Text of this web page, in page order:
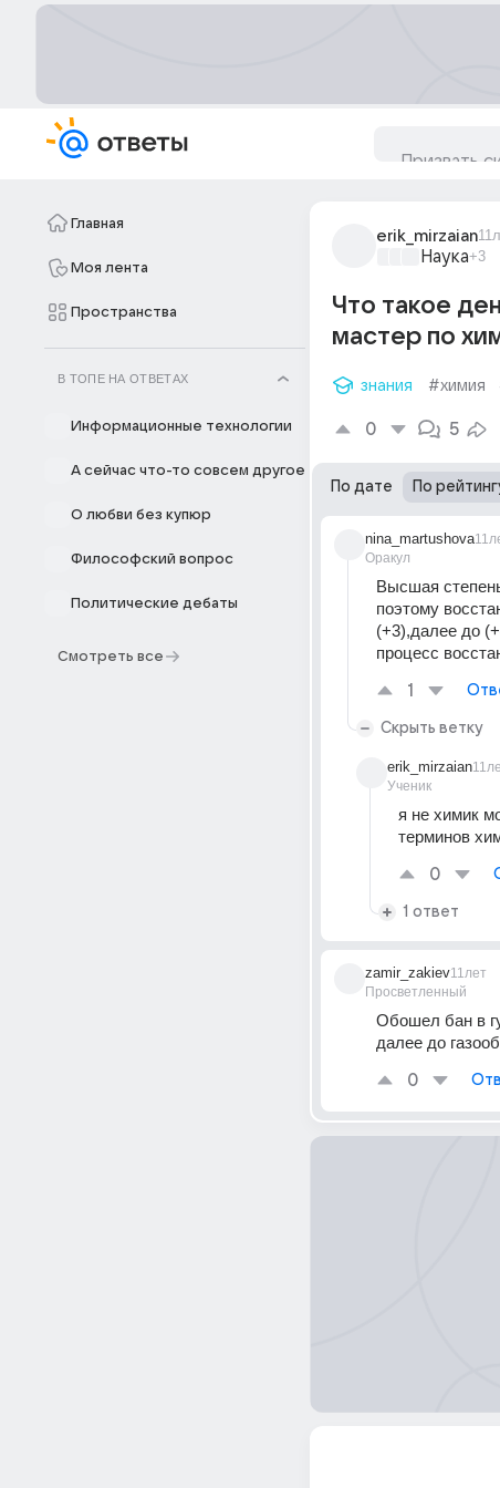
Главная
Моя лента
Пространства
В ТОПЕ НА ОТВЕТАХ
Информационные технологии
А сейчас что-то совсем другое
О любви без купюр
Философский вопрос
Политические дебаты
Смотреть все
erik_mirzaian
Наука+3
Что такое
мастер по
знания #химия
0 5
По дате По
nina_martushova
Оракул
Высшая
поэтому
(+3),далее до
процесс
1
Скрыть ветку
erik_mirzaian
Ученик
я не химик
терминов
0
1 ответ
zamir_zakiev
Просветленный
11лет
Обошел бан в
далее до
0